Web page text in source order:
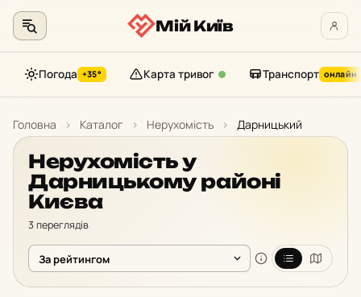
контенту
Мій Київ
Погода +35° Карта тривог Транспорт онлайн
Головна › Каталог › Нерухомість › Дарницький
Нерухомість у
Дарницькому районі
Києва
3 переглядів